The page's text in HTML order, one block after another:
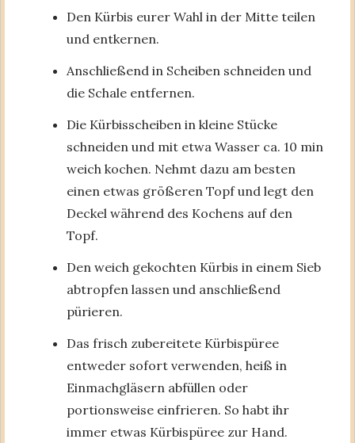
Den Kürbis eurer Wahl in der Mitte teilen
und entkernen.
Anschließend in Scheiben schneiden und
die Schale entfernen.
Die Kürbisscheiben in kleine Stücke
schneiden und mit etwa Wasser ca. 10 min
weich kochen. Nehmt dazu am besten
einen etwas größeren Topf und legt den
Deckel während des Kochens auf den
Topf.
Den weich gekochten Kürbis in einem Sieb
abtropfen lassen und anschließend
pürieren.
Das frisch zubereitete Kürbispüree
entweder sofort verwenden, heiß in
Einmachgläsern abfüllen oder
portionsweise einfrieren. So habt ihr
immer etwas Kürbispüree zur Hand.